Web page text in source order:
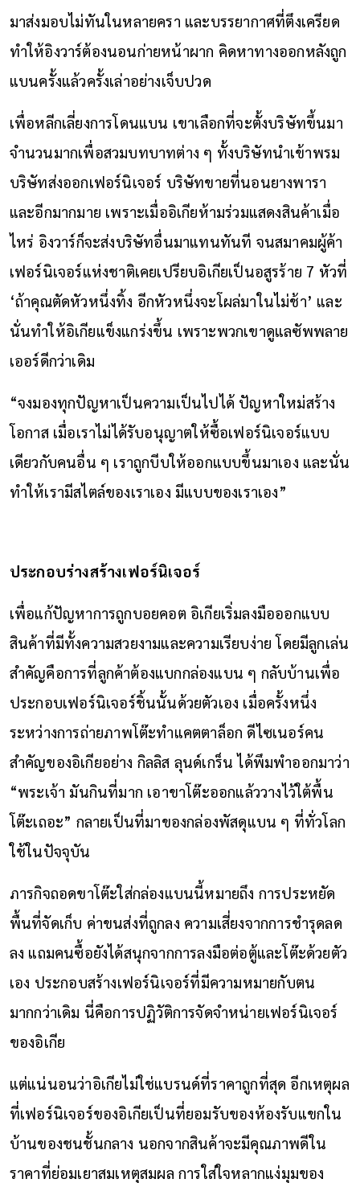
มาส่งมอบไม่ทันในหลายครา และบรรยากาศที่ตึงเครียด
ทำให้อิงวาร์ต้องนอนก่ายหน้าผาก คิดหาทางออกหลังถูก
แบนครั้งแล้วครั้งเล่าอย่างเจ็บปวด
เพื่อหลีกเลี่ยงการโดนแบน เขาเลือกที่จะตั้งบริษัทขึ้นมา
จำนวนมากเพื่อสวมบทบาทต่าง ๆ ทั้งบริษัทนำเข้าพรม
บริษัทส่งออกเฟอร์นิเจอร์ บริษัทขายที่นอนยางพารา
และอีกมากมาย เพราะเมื่ออิเกียห้ามร่วมแสดงสินค้าเมื่อ
ไหร่ อิงวาร์ก็จะส่งบริษัทอื่นมาแทนทันที จนสมาคมผู้ค้า
เฟอร์นิเจอร์แห่งชาติเคยเปรียบอิเกียเป็นอสูรร้าย 7 หัวที่
‘ถ้าคุณตัดหัวหนึ่งทิ้ง อีกหัวหนึ่งจะโผล่มาในไม่ช้า’ และ
นั่นทำให้อิเกียแข็งแกร่งขึ้น เพราะพวกเขาดูแลซัพพลาย
เออร์ดีกว่าเดิม
“จงมองทุกปัญหาเป็นความเป็นไปได้ ปัญหาใหม่สร้าง
โอกาส เมื่อเราไม่ได้รับอนุญาตให้ซื้อเฟอร์นิเจอร์แบบ
เดียวกับคนอื่น ๆ เราถูกบีบให้ออกแบบขึ้นมาเอง และนั่น
ทำให้เรามีสไตล์ของเราเอง มีแบบของเราเอง”
ประกอบร่างสร้างเฟอร์นิเจอร์
เพื่อแก้ปัญหาการถูกบอยคอต อิเกียเริ่มลงมือออกแบบ
สินค้าที่มีทั้งความสวยงามและความเรียบง่าย โดยมีลูกเล่น
สำคัญคือการที่ลูกค้าต้องแบกกล่องแบน ๆ กลับบ้านเพื่อ
ประกอบเฟอร์นิเจอร์ชิ้นนั้นด้วยตัวเอง เมื่อครั้งหนึ่ง
ระหว่างการถ่ายภาพโต๊ะทำแคตตาล็อก ดีไซเนอร์คน
สำคัญของอิเกียอย่าง กิลลิส ลุนด์เกร็น ได้พึมพำออกมาว่า
“พระเจ้า มันกินที่มาก เอาขาโต๊ะออกแล้ววางไว้ใต้พื้น
โต๊ะเถอะ” กลายเป็นที่มาของกล่องพัสดุแบน ๆ ที่ทั่วโลก
ใช้ในปัจจุบัน
ภารกิจถอดขาโต๊ะใส่กล่องแบนนี้หมายถึง การประหยัด
พื้นที่จัดเก็บ ค่าขนส่งที่ถูกลง ความเสี่ยงจากการชำรุดลด
ลง แถมคนซื้อยังได้สนุกจากการลงมือต่อตู้และโต๊ะด้วยตัว
เอง ประกอบสร้างเฟอร์นิเจอร์ที่มีความหมายกับตน
มากกว่าเดิม นี่คือการปฏิวัติการจัดจำหน่ายเฟอร์นิเจอร์
ของอิเกีย
แต่แน่นอนว่าอิเกียไม่ใช่แบรนด์ที่ราคาถูกที่สุด อีกเหตุผล
ที่เฟอร์นิเจอร์ของอิเกียเป็นที่ยอมรับของห้องรับแขกใน
บ้านของชนชั้นกลาง นอกจากสินค้าจะมีคุณภาพดีใน
ราคาที่ย่อมเยาสมเหตุสมผล การใส่ใจหลากแง่มุมของ